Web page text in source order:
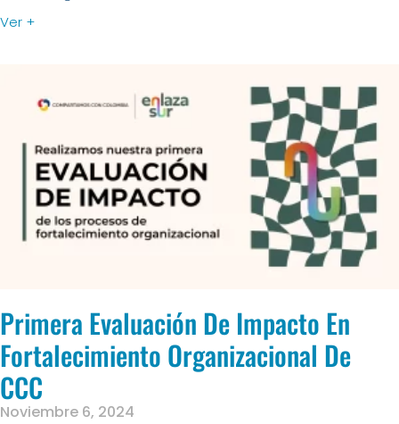
Ver +
Primera Evaluación De Impacto En
Fortalecimiento Organizacional De
CCC
Noviembre 6, 2024